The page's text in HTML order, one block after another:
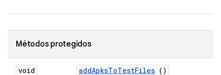
Métodos protegidos
void addApksToTestFiles ()